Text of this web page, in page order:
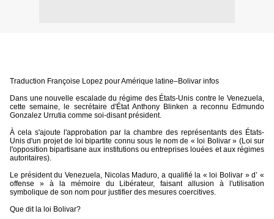
Traduction Françoise Lopez pour Amérique latine–Bolivar infos
Dans une nouvelle escalade du régime des États-Unis contre le Venezuela,
cette semaine, le secrétaire d'État Anthony Blinken a reconnu Edmundo
Gonzalez Urrutia comme soi-disant président.
À cela s'ajoute l'approbation par la chambre des représentants des États-
Unis d'un projet de loi bipartite connu sous le nom de « loi Bolivar » (Loi sur
l'opposition bipartisane aux institutions ou entreprises louées et aux régimes
autoritaires).
Le président du Venezuela, Nicolas Maduro, a qualifié la « loi Bolivar » d’ «
offense » à la mémoire du Libérateur, faisant allusion à l'utilisation
symbolique de son nom pour justifier des mesures coercitives.
Que dit la loi Bolivar?